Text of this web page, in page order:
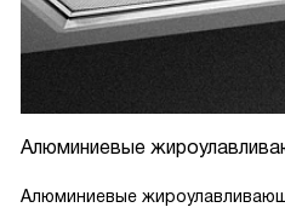
Алюминиевые
Алюминиевые